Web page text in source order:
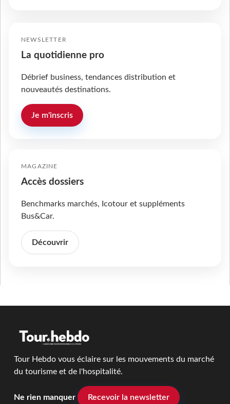
NEWSLETTER
La quotidienne pro
Débrief business, tendances distribution et
nouveautés destinations.
Je m'inscris
MAGAZINE
Accès dossiers
Benchmarks marchés, Icotour et suppléments
Bus&Car.
Découvrir
Tour Hebdo vous éclaire sur les mouvements du marché
du tourisme et de l'hospitalité.
Ne rien manquer Recevoir la newsletter